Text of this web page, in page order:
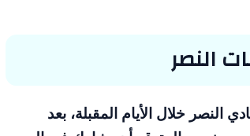
النصر
النصر خلال الأيام المقبلة، بعد